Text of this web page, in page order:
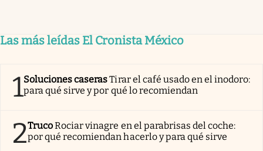
Las más leídas El Cronista México
1Soluciones caserasTirar el café usado en el inodoro:
para qué sirve y por qué lo recomiendan
2TrucoRociar vinagre en el parabrisas del coche:
por qué recomiendan hacerlo y para qué sirve